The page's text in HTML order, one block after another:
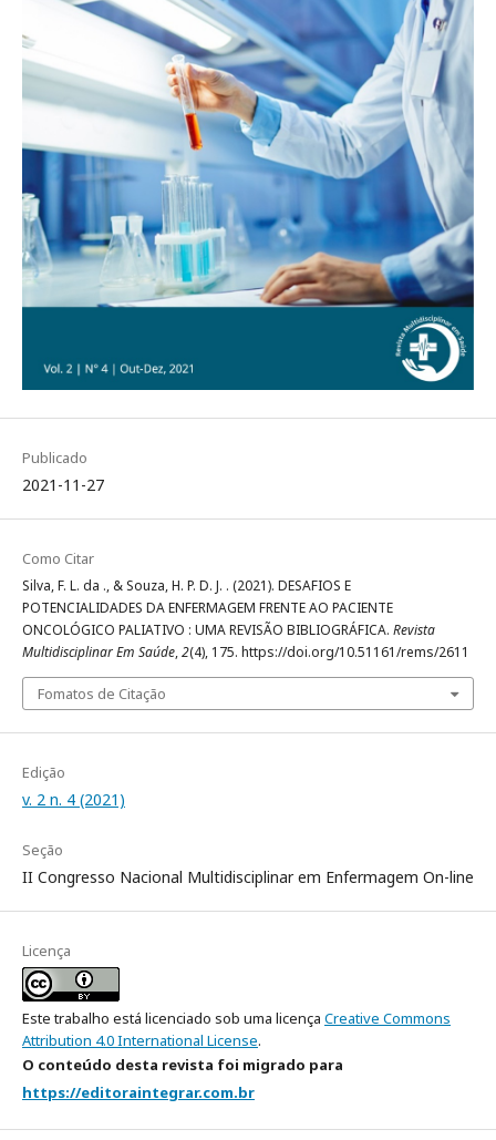
Publicado
2021-11-27
Como Citar
Silva, F. L. da ., & Souza, H. P. D. J. . (2021). DESAFIOS E
POTENCIALIDADES DA ENFERMAGEM FRENTE AO PACIENTE
ONCOLÓGICO PALIATIVO : UMA REVISÃO BIBLIOGRÁFICA. Revista
Multidisciplinar Em Saúde,2(4), 175. https://doi.org/10.51161/rems/2611
Fomatos de Citação
Edição
v. 2 n. 4 (2021)
Seção
II Congresso Nacional Multidisciplinar em Enfermagem On-line
Licença
Este trabalho está licenciado sob uma licença Creative Commons
Attribution 4.0 International License.
O conteúdo desta revista foi migrado para
https://editoraintegrar.com.br